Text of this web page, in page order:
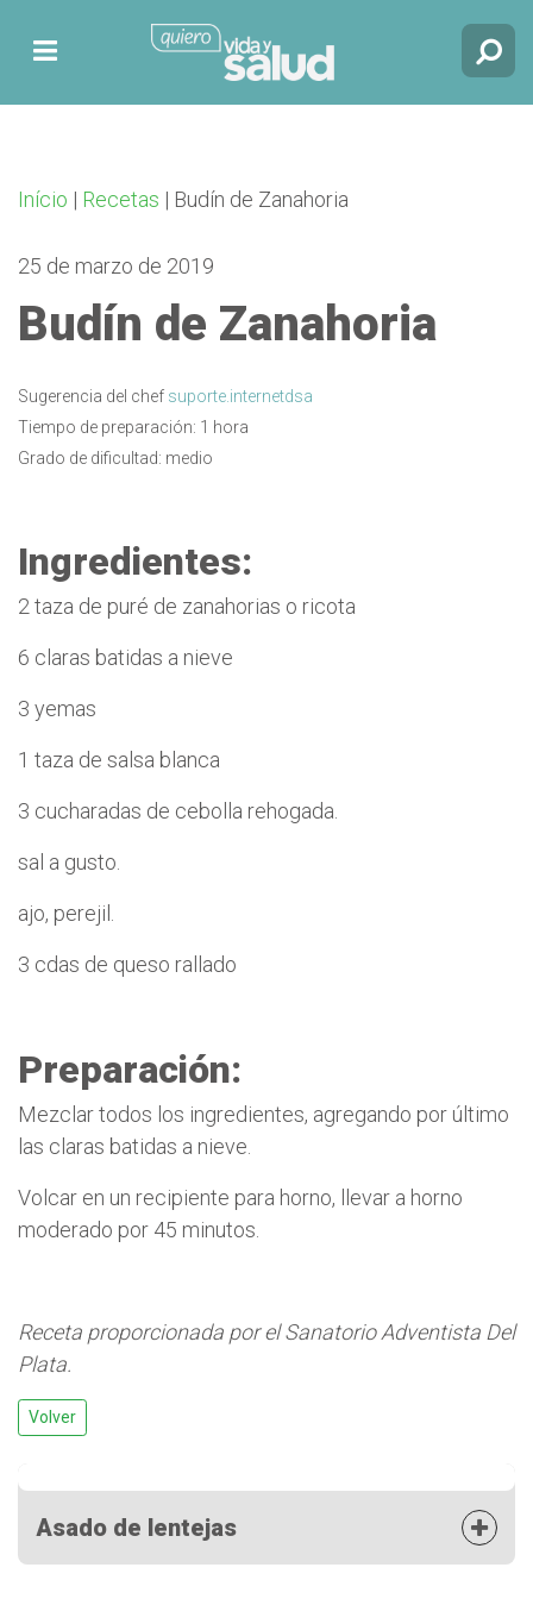
Início | Recetas | Budín de Zanahoria
25 de marzo de 2019
Budín de Zanahoria
Sugerencia del chef suporte.internetdsa
Tiempo de preparación: 1 hora
Grado de dificultad: medio
Ingredientes:
2 taza de puré de zanahorias o ricota
6 claras batidas a nieve
3 yemas
1 taza de salsa blanca
3 cucharadas de cebolla rehogada.
sal a gusto.
ajo, perejil.
3 cdas de queso rallado
Preparación:
Mezclar todos los ingredientes, agregando por último
las claras batidas a nieve.
Volcar en un recipiente para horno, llevar a horno
moderado por 45 minutos.
Receta proporcionada por el Sanatorio Adventista Del
Plata.
Volver
Asado de lentejas